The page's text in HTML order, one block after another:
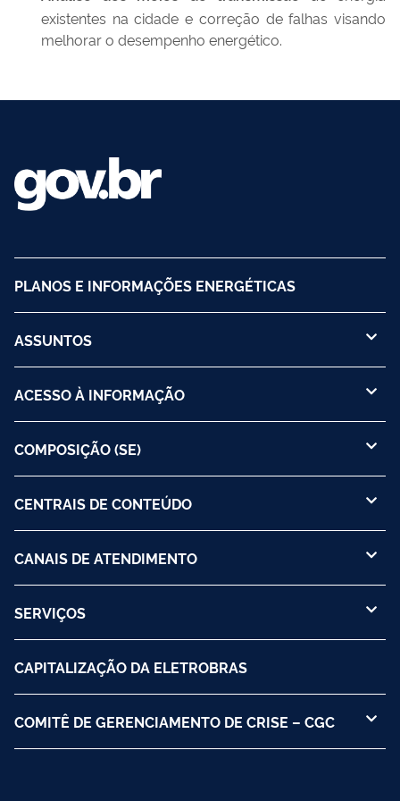
existentes na cidade e correção de falhas visando
melhorar o desempenho energético.
PLANOS E INFORMAÇÕES ENERGÉTICAS
ASSUNTOS
ACESSO À INFORMAÇÃO
COMPOSIÇÃO (SE)
CENTRAIS DE CONTEÚDO
CANAIS DE ATENDIMENTO
SERVIÇOS
CAPITALIZAÇÃO DA ELETROBRAS
COMITÊ DE GERENCIAMENTO DE CRISE – CGC